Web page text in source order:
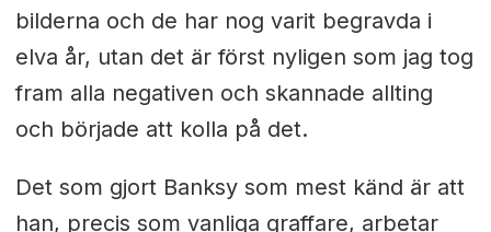
bilderna och de har nog varit begravda i
elva år, utan det är först nyligen som jag tog
fram alla negativen och skannade allting
och började att kolla på det.
Det som gjort Banksy som mest känd är att
han, precis som vanliga graffare, arbetar